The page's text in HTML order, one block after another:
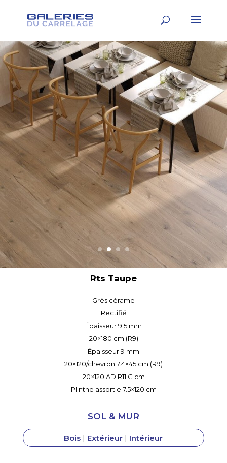
Rts Honey
Grès cérame
Rectifié
Épaisseur 9.5 mm
20×180 cm (R9)
Épaisseur 9 mm
20×120/chevron 7.4×45 cm (R9)
20×120 AD R11 C cm
Plinthe assortie 7.5×120 cm
SOL & MUR
Bois | Extérieur | Intérieur